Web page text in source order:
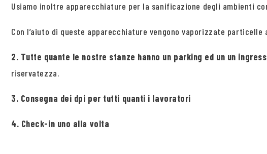
Usiamo inoltre apparecchiature per la sanificazione degli ambienti
Con l’aiuto di queste apparecchiature vengono vaporizzate
2. Tutte quante le nostre stanze hanno un parking ed un un
riservatezza.
3. Consegna dei dpi per tutti quanti i lavoratori
4. Check-in uno alla volta